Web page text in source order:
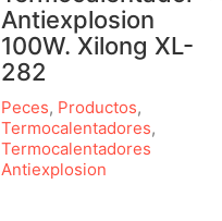
Antiexplosion
100W. Xilong XL-
282
Peces, Productos,
Termocalentadores,
Termocalentadores
Antiexplosion